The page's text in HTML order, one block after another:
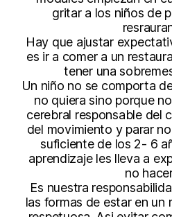
gritar a los niños de
Hay que ajustar
es ir a comer a un
tener una
Un niño no se comporta
no quiera sino porque
cerebral responsable del
del movimiento y parar
suficiente de los 2- 6
aprendizaje les lleva a
no
Es nuestra
las formas de estar en un